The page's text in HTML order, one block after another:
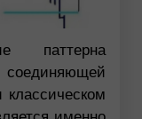
паттерна